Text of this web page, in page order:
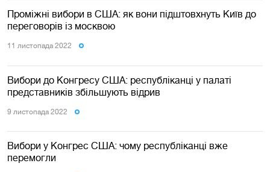
Проміжні вибори в США: як вони підштовхнуть Київ до
переговорів із москвою
11 листопада 2022
Вибори до Конгресу США: республіканці у палаті
представників збільшують відрив
9 листопада 2022
Вибори у Конгрес США: чому республіканці вже
перемогли